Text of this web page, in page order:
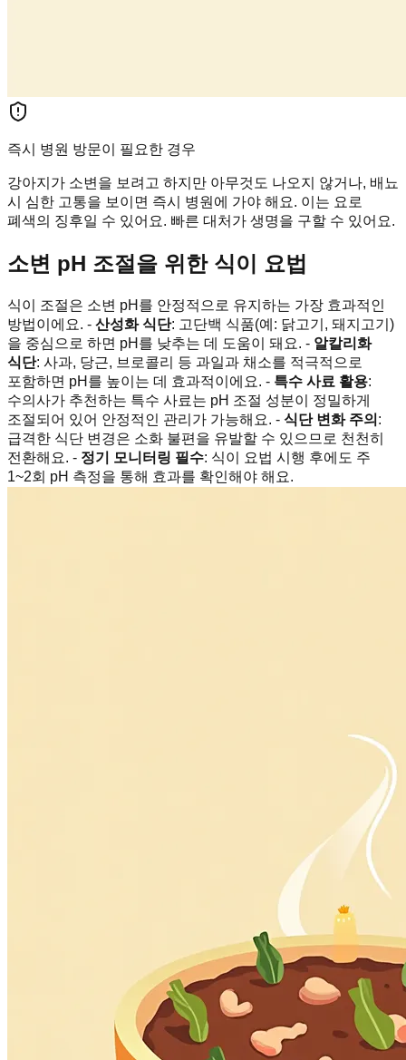
즉시 병원 방문이 필요한 경우
강아지가 소변을 보려고 하지만 아무것도 나오지 않거나, 배뇨
시 심한 고통을 보이면 즉시 병원에 가야 해요. 이는 요로
폐색의 징후일 수 있어요. 빠른 대처가 생명을 구할 수 있어요.
소변 pH 조절을 위한 식이 요법
식이 조절은 소변 pH를 안정적으로 유지하는 가장 효과적인
방법이에요. - 산성화 식단: 고단백 식품(예: 닭고기, 돼지고기)
을 중심으로 하면 pH를 낮추는 데 도움이 돼요. - 알칼리화
식단: 사과, 당근, 브로콜리 등 과일과 채소를 적극적으로
포함하면 pH를 높이는 데 효과적이에요. - 특수 사료 활용:
수의사가 추천하는 특수 사료는 pH 조절 성분이 정밀하게
조절되어 있어 안정적인 관리가 가능해요. - 식단 변화 주의 :
급격한 식단 변경은 소화 불편을 유발할 수 있으므로 천천히
전환해요. - 정기 모니터링 필수: 식이 요법 시행 후에도 주
1~2회 pH 측정을 통해 효과를 확인해야 해요.